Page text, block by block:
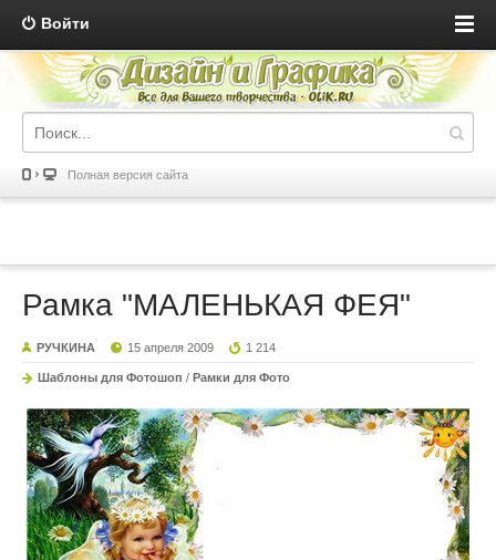
Войти
Полная версия сайта
Рамка "МАЛЕНЬКАЯ ФЕЯ"
РУЧКИНА 15 апреля 2009 1 214
Шаблоны для Фотошоп / Рамки для Фото